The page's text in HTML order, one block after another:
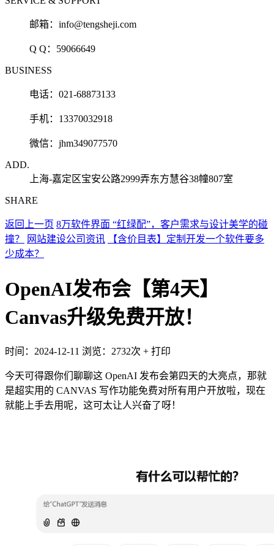
邮箱： info@tengsheji.com
Q Q： 59066649
BUSINESS
电话：021-68873133
手机：13370032918
微信：jhm349077570
ADD.
上海-嘉定区宝安公路2999弄东方慧谷38幢807室
SHARE
返回上一页 8万软件界面 “红绿配”，客户需求与设计美学的碰
撞？
网站建设公司资讯
【含价目表】定制开发一个软件要多
少成本？
OpenAI发布会【第4天】
Canvas升级免费开放！
时间：2024-12-11 浏览：2732次 + 打印
今天可得跟你们聊聊这 OpenAI 发布会第四天的大亮点，那就
是超实用的 CANVAS 写作功能免费对所有用户开放啦，现在
就能上手去用呢，这可太让人兴奋了呀！